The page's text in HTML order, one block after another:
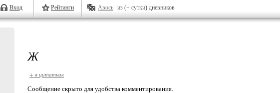
Вход Рейтинги Авось из (+ сутки) дневников
Ж
+ в цитатник
Cообщение скрыто для удобства комментирования.